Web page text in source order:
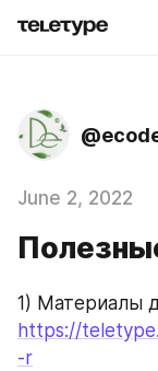
June 2, 2022
https://
-r